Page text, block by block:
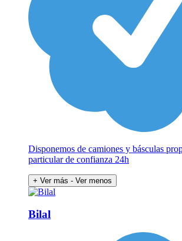
Disponemos de camiones y básculas
particular de confianza 24h
+ Ver más - Ver menos
Bilal